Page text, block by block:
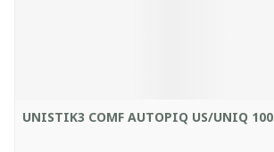
UNISTIK3 COMF AUTOPIQ US/UNIQ 100